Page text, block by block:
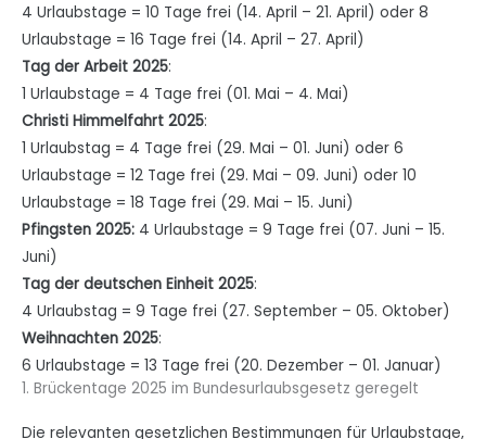
4 Urlaubstage = 10 Tage frei (14. April – 21. April) oder 8
Urlaubstage = 16 Tage frei (14. April – 27. April)
Tag der Arbeit 2025:
1 Urlaubstage = 4 Tage frei (01. Mai – 4. Mai)
Christi Himmelfahrt 2025:
1 Urlaubstag = 4 Tage frei (29. Mai – 01. Juni) oder 6
Urlaubstage = 12 Tage frei (29. Mai – 09. Juni) oder 10
Urlaubstage = 18 Tage frei (29. Mai – 15. Juni)
Pfingsten 2025: 4 Urlaubstage = 9 Tage frei (07. Juni – 15.
Juni)
Tag der deutschen Einheit 2025:
4 Urlaubstag = 9 Tage frei (27. September – 05. Oktober)
Weihnachten 2025:
6 Urlaubstage = 13 Tage frei (20. Dezember – 01. Januar)
1. Brückentage 2025 im Bundesurlaubsgesetz geregelt
Die relevanten gesetzlichen Bestimmungen für Urlaubstage,